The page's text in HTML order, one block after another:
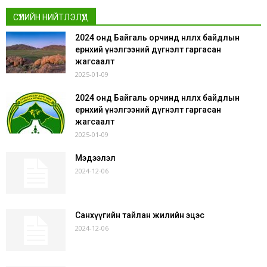
СҮҮЛИЙН НИЙТЛЭЛҮҮД
2024 онд Байгаль орчинд нөлөөлөх байдлын
ерөнхий үнэлгээний дүгнэлт гаргасан
жагсаалт
2025-01-09
2024 онд Байгаль орчинд нөлөөлөх байдлын
ерөнхий үнэлгээний дүгнэлт гаргасан
жагсаалт
2025-01-09
Мэдээлэл
2024-12-06
Санхүүгийн тайлан жилийн эцэс
2024-12-06